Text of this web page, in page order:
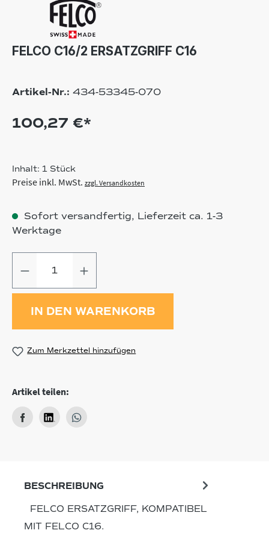
FELCO C16/2 ERSATZGRIFF C16
Artikel-Nr.: 434-53345-070
100,27 €*
Inhalt: 1 Stück
Preise inkl. MwSt. zzgl. Versandkosten
Sofort versandfertig, Lieferzeit ca. 1-3
Werktage
IN DEN WARENKORB
Zum Merkzettel hinzufügen
Artikel teilen:
BESCHREIBUNG
FELCO ERSATZGRIFF, KOMPATIBEL
MIT FELCO C16.